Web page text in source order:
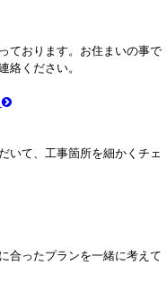
ております。お住まいの事で
絡ください。
いて、工事箇所を細かくチェ
合ったプランを一緒に考えて